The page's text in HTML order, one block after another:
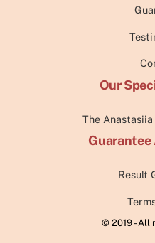
Our
The
Result
© 2019 - All